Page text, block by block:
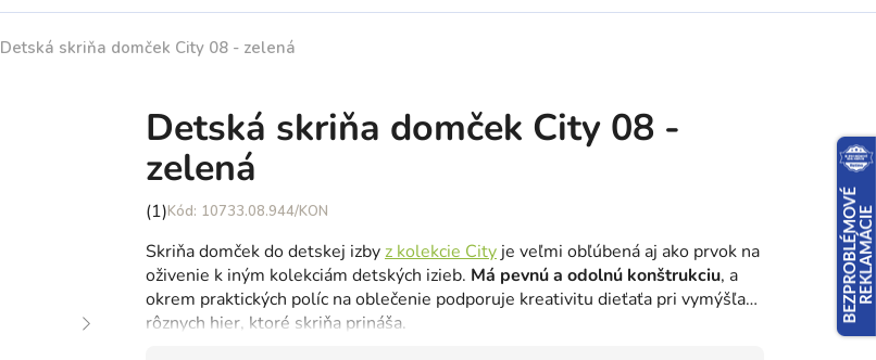
Detská skriňa domček City 08 - zelená
Detská skriňa domček City 08 -
zelená
Priemerné
produktu
je
5,0
z
(1) 10733.08.944/KON
Skriňa domček do detskej izby z kolekcie City je veľmi obľúbená aj ako prvok na
oživenie k iným kolekciám detských izieb. Má pevnú a odolnú konštrukciu, a
okrem praktických políc na oblečenie podporuje kreativitu dieťaťa pri vymýšľaní
rôznych hier, ktoré skriňa prináša.